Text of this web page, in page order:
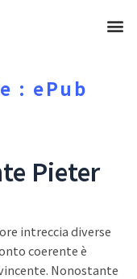
メ
: ePub
Pieter
intreccia diverse
coerente è
Nonostante